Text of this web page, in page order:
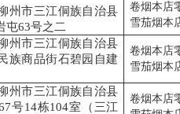
州市三江侗族自治县
屯63号之二
卷烟本店
雪茄烟本
州市三江侗族自治县
族商品街石碧园自建
卷烟本店
雪茄烟本
州市三江侗族自治县
号14栋104室（三江
卷烟本店